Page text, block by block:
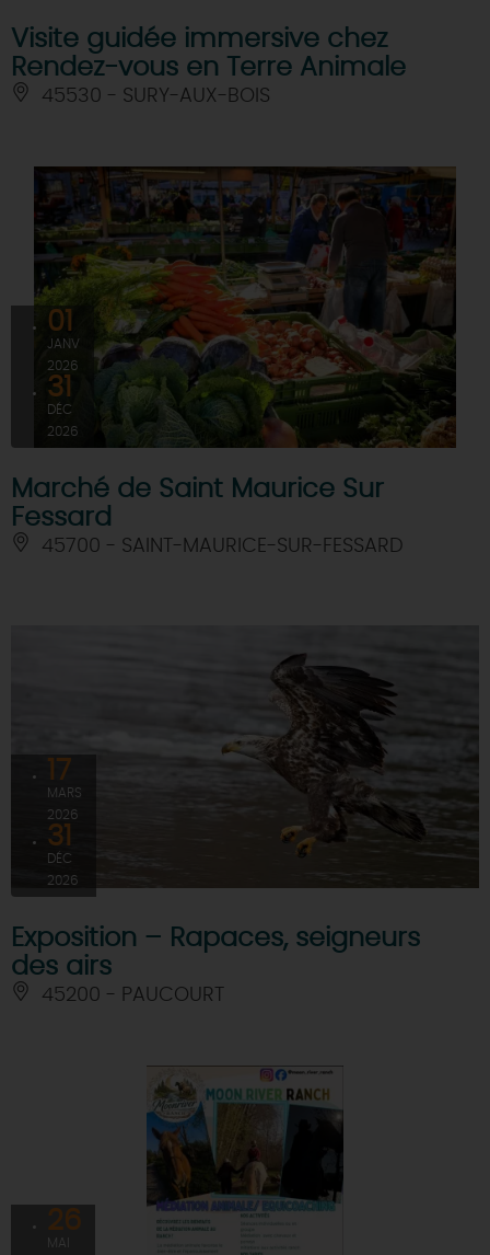
Visite guidée immersive chez
Rendez-vous en Terre Animale
45530 - SURY-AUX-BOIS
01
JANV
2026
31
DÉC
2026
Marché de Saint Maurice Sur
Fessard
45700 - SAINT-MAURICE-SUR-FESSARD
17
MARS
2026
31
DÉC
2026
Exposition – Rapaces, seigneurs
des airs
45200 - PAUCOURT
26
MAI